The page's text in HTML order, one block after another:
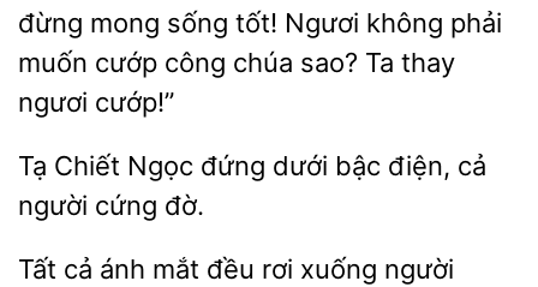
đừng mong sống tốt! Ngươi không phải
muốn cướp công chúa sao?
ngươi cướp!”
Tạ Chiết đứng dưới bậc
cả
cứng đờ.
Tất cả
mắt đều rơi